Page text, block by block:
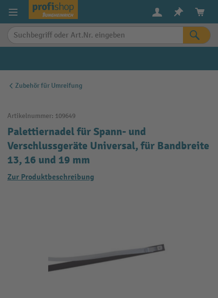
springen
Zubehör für Umreifung
Artikelnummer: 109649
Palettiernadel für Spann- und
Verschlussgeräte Universal, für Bandbreite
13, 16 und 19 mm
Zur Produktbeschreibung